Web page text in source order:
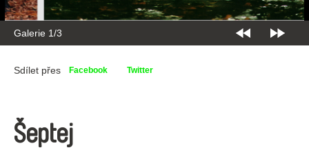
Galerie 2/3
Sdílet přes Facebook Twitter
Šeptej